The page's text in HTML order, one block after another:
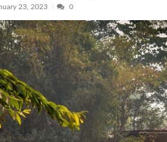
23, 2023 0